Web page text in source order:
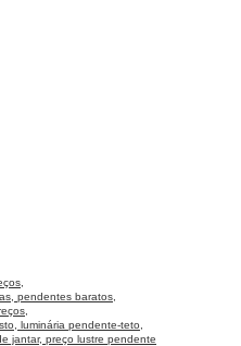
pendentes baratos,
luminária pendente-teto,
jantar, preço lustre pendente